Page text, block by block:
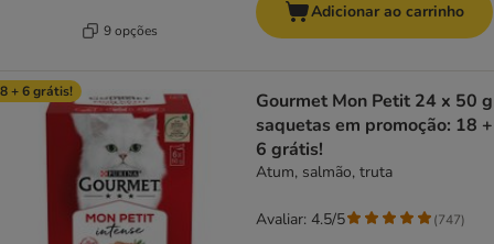
9 opções
Adicionar ao carrinho
+ 6 grátis!
Gourmet Mon Petit 24 x 50 g
saquetas em promoção: 18 +
6 grátis!
Atum, salmão, truta
Avaliar: 4.5/5 (747)